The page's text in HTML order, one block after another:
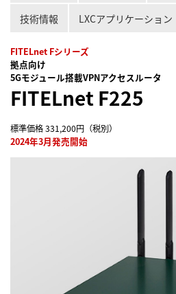
イベント&セミナー
セールス&サポート
古河電工TOP
閉じる
技術情報 LXCアプリケーション
FITELnet Fシリーズ
拠点向け
5Gモジュール搭載VPNアクセスルータ
FITELnet F225
標準価格 331,200円（税別）
2024年3月発売開始